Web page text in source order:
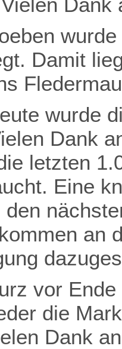
Damit
wurde
Dank
letzten
Eine
an
vor
die
Dank